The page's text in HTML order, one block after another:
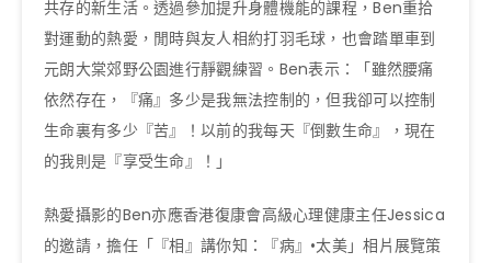
共存的新生活。透過參加提升身體機能的課程，Ben重拾
對運動的熱愛，閒時與友人相約打羽毛球，也會踏單車到
元朗大棠郊野公園進行靜觀練習。Ben表示：「雖然腰痛
依然存在，『痛』多少是我無法控制的，但我卻可以控制
生命裏有多少『苦』！以前的我每天『倒數生命』，現在
的我則是『享受生命』！」
熱愛攝影的Ben亦應香港復康會高級心理健康主任Jessica
的邀請，擔任「『相』講你知：『病』•太美」相片展覽策